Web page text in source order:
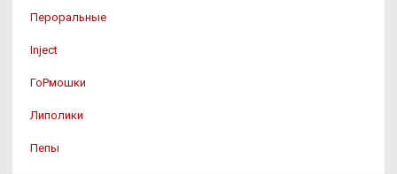
Пероральные
Inject
ГоРмошки
Липолики
Пепы